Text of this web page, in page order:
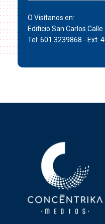
O Visítanos en:
Edificio San Carlos
Tel: 601 3239868 - Ext.